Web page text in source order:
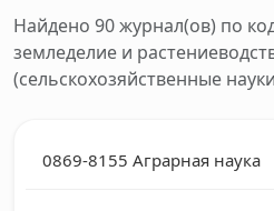
Найдено 90 журнал(ов) по
земледелие и
(сельскохозяйственные
0869-8155 Аграрная наука